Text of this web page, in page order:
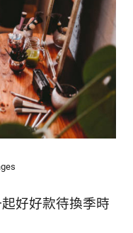
好好款待換季時